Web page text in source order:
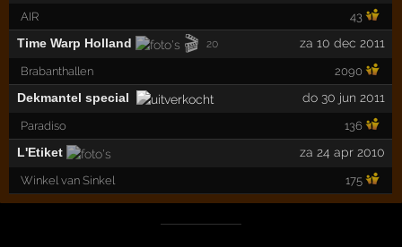
AIR 43
Time Warp Holland 🎬 20 za 10 dec 2011
Brabanthallen 2090
Dekmantel special do 30 jun 2011
Paradiso 136
L'Etiket za 24 apr 2010
Winkel van Sinkel 175